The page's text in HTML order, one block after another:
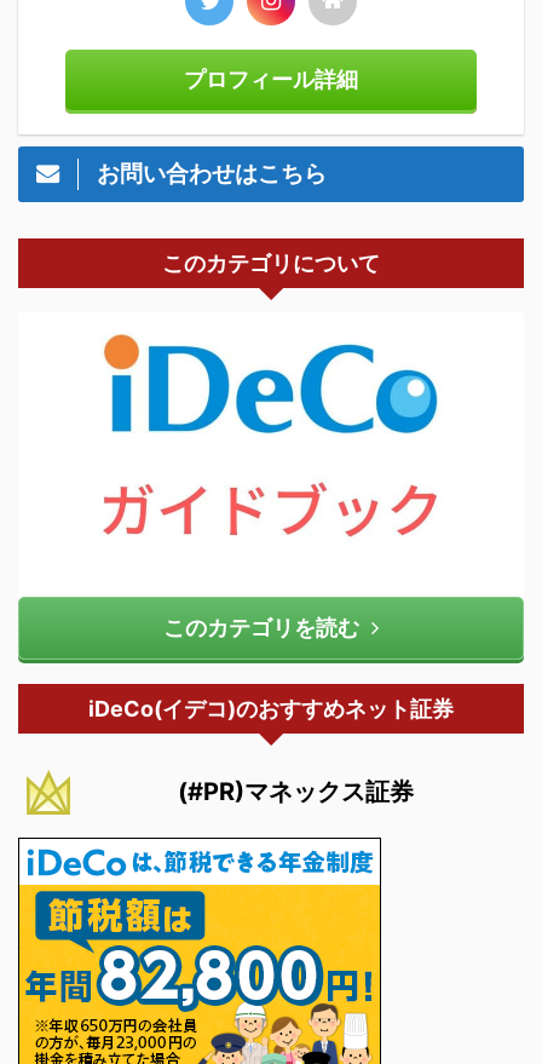
プロフィール詳細
お問い合わせはこちら
このカテゴリについて
このカテゴリを読む
iDeCo(イデコ)のおすすめネット証券
(#PR)マネックス証券